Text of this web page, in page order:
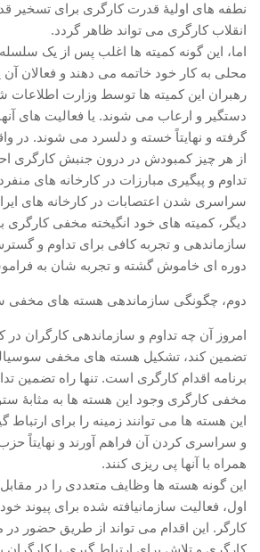
نطفه های اولیۀ قدرت کارگری برای تسخیر
انقلاب کارگری می تواند ظاهر گردد.
اما، این گونه کمیته ها اغلب پس از یک
محلی به کار خود خاتمه می دهند و فعالان آن
رهبران این کمیته ها توسط وزارت اطلاعات
دستگیر و ارعاب می شوند. یا فعالیت های
گرفته و نهایتاً خسته و دلسرد می شوند. در
از هر چیز کمبودش در درون جنبش کارگری
تداوم و پیگیری مبارزات در کارخانه های
سراسری شدن اعتصابات در کارخانه های
دیگر، کمیته های خود انگیخته مخفی کارگری
سازماندهی و تجربه کافی برای تداوم و
دوره ای خاموش گشته و تجربه شان به
دوم، چگونگی سازماندهی هسته های مخفی
امروز آن چه تداوم و سازماندهی کارگران در
تضمین کند، تشکیل هسته های مخفی
برنامه اقدام کارگری است. تنها راه تضمین
مخفی کارگری وجود این هسته ها به مثابۀ
این هسته ها می توانند زمینه را برای
و سراسری کردن آن فراهم آورند و نهایتاً
همراه با آنها پی ریزی کنند.
این گونه هسته ها وظایف متعددی را در
اول، فعالیت سازمانیافته شده برای پیوند
کارگر. این اقدام می تواند از طریق حضور در
کارگری و تلاش برای ارتباط گیری با کارگران